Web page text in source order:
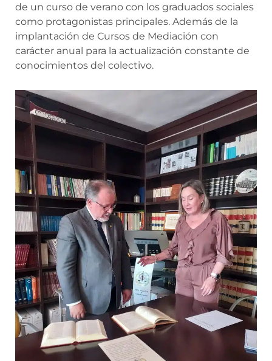
de un curso de verano con los graduados sociales
como protagonistas principales. Además de la
implantación de Cursos de Mediación con
carácter anual para la actualización constante de
conocimientos del colectivo.